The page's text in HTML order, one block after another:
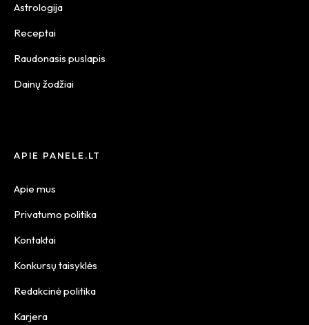
Astrologija
Receptai
Raudonasis puslapis
Dainų žodžiai
APIE PANELE.LT
Apie mus
Privatumo politika
Kontaktai
Konkursų taisyklės
Redakcinė politika
Karjera